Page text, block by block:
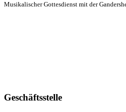
Musikalischer Gottesdienst mit der
Geschäftsstelle